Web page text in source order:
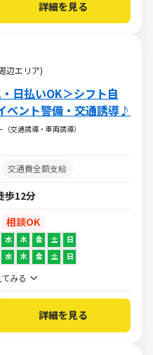
詳細を見る
辺エリア)
日払いOK＞シフト自
ベント警備・交通誘導♪
交通誘導・車両誘導）
交通費全額支給
歩12分
相談OK
水 木 金 土 日
水 木 金 土 日
みる
詳細を見る